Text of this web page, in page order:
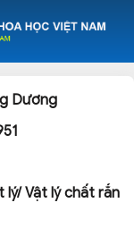
Dương
lý/ Vật lý chất rắn